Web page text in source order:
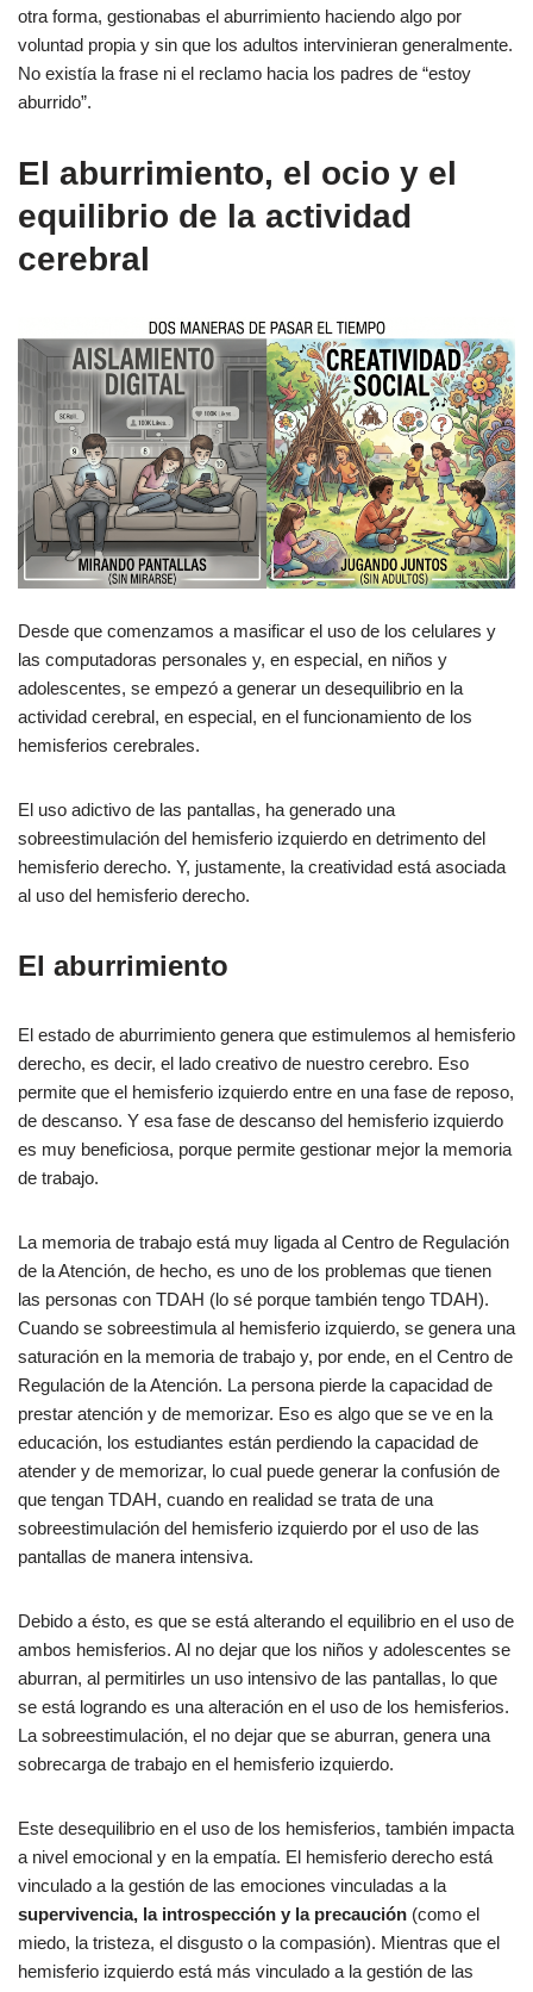
otra forma, gestionabas el aburrimiento haciendo algo por
voluntad propia y sin que los adultos intervinieran generalmente.
No existía la frase ni el reclamo hacia los padres de “estoy
aburrido”.
El aburrimiento, el ocio y el
equilibrio de la actividad
cerebral
Desde que comenzamos a masificar el uso de los celulares y
las computadoras personales y, en especial, en niños y
adolescentes, se empezó a generar un desequilibrio en la
actividad cerebral, en especial, en el funcionamiento de los
hemisferios cerebrales.
El uso adictivo de las pantallas, ha generado una
sobreestimulación del hemisferio izquierdo en detrimento del
hemisferio derecho. Y, justamente, la creatividad está asociada
al uso del hemisferio derecho.
El aburrimiento
El estado de aburrimiento genera que estimulemos al hemisferio
derecho, es decir, el lado creativo de nuestro cerebro. Eso
permite que el hemisferio izquierdo entre en una fase de reposo,
de descanso. Y esa fase de descanso del hemisferio izquierdo
es muy beneficiosa, porque permite gestionar mejor la memoria
de trabajo.
La memoria de trabajo está muy ligada al Centro de Regulación
de la Atención, de hecho, es uno de los problemas que tienen
las personas con TDAH (lo sé porque también tengo TDAH).
Cuando se sobreestimula al hemisferio izquierdo, se genera una
saturación en la memoria de trabajo y, por ende, en el Centro de
Regulación de la Atención. La persona pierde la capacidad de
prestar atención y de memorizar. Eso es algo que se ve en la
educación, los estudiantes están perdiendo la capacidad de
atender y de memorizar, lo cual puede generar la confusión de
que tengan TDAH, cuando en realidad se trata de una
sobreestimulación del hemisferio izquierdo por el uso de las
pantallas de manera intensiva.
Debido a ésto, es que se está alterando el equilibrio en el uso de
ambos hemisferios. Al no dejar que los niños y adolescentes se
aburran, al permitirles un uso intensivo de las pantallas, lo que
se está logrando es una alteración en el uso de los hemisferios.
La sobreestimulación, el no dejar que se aburran, genera una
sobrecarga de trabajo en el hemisferio izquierdo.
Este desequilibrio en el uso de los hemisferios, también impacta
a nivel emocional y en la empatía. El hemisferio derecho está
vinculado a la gestión de las emociones vinculadas a la
supervivencia, la introspección y la precaución (como el
miedo, la tristeza, el disgusto o la compasión). Mientras que el
hemisferio izquierdo está más vinculado a la gestión de las